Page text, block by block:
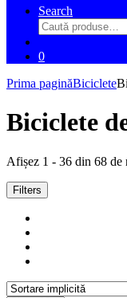
Search
Caută
după:
0
Prima paginăBiciclete
Biciclete
Afișez 1 - 36 din 68 de
Filters